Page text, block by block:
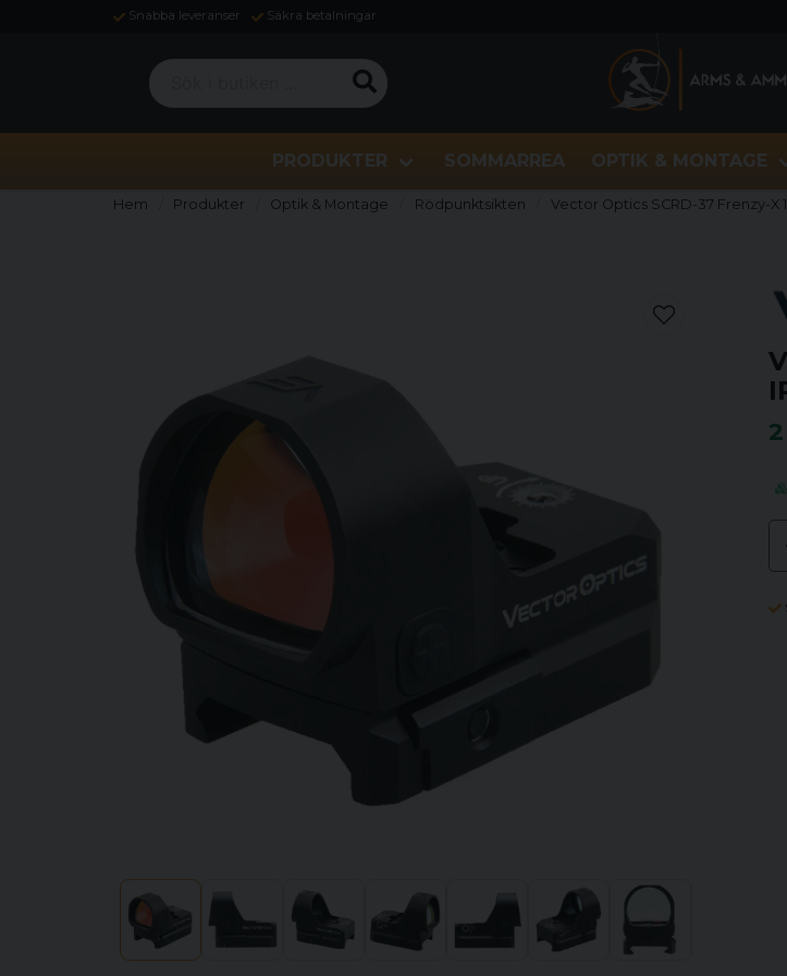
Snabba leveranser Säkra betalningar
Sök i butiken ...
PRODUKTER SOMMARREA OPTIK & MONTAGE
Hem Produkter Optik & Montage Rödpunktsikten Vector Optics SCRD-37 Frenzy-X